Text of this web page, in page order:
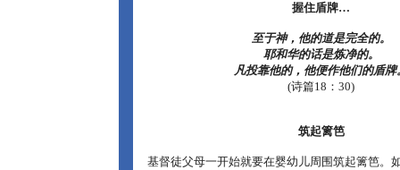
握住盾牌…
至于神，他的道是完全的。
耶和华的话是炼净的。
凡投靠他的，他便作他们的盾牌
(诗篇18：30)
筑起篱笆
基督徒父母一开始就要在婴幼儿周围筑起篱笆。